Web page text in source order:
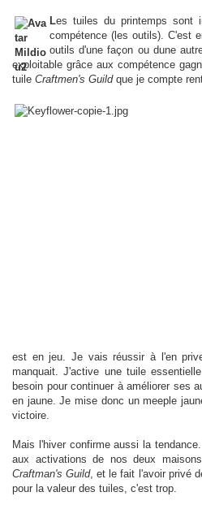
Les tuiles du printemps sont
compétence (les outils). C'est
outils d'une façon ou dune
exploitable grâce aux compétence
tuile Craftmen's Guildque je compte
est en jeu. Je vais réussir à l'en
manquait. J'active une tuile
besoin pour continuer à améliorer ses
en jaune. Je mise donc un meeple
victoire.
Mais l'hiver confirme aussi la
aux activations de nos deux
Craftman's Guild, et le fait l'avoir privé
pour la valeur des tuiles, c'est trop.